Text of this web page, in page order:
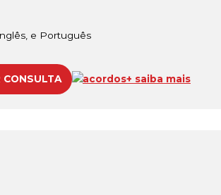
e Português
CONSULTA acordos+ saiba mais